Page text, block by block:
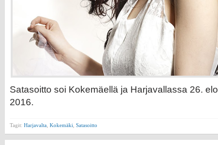
Satasoitto soi Kokemäellä ja Harjavallassa 26.
2016.
Tagit: Harjavalta Kokemäki Satasoitto